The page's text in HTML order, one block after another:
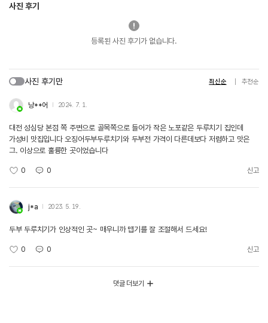
사진 후기
등록된 사진 후기가 없습니다.
사진 후기만 최신순 추천순
낭**어 2024. 7. 1.
대전 성심당 본점 쪽 주변으로 골목쪽으로 들어가 작은 노포같은 두루치기 집인데
가성비 맛집입니다 오징어두부두루치기와 두부전 가격이 다른데보다 저렴하고 맛은
그. 이상으로 훌륭한 곳이었습니다
0 0 신고
j*a 2023. 5. 19.
두부 두루치기가 인상적인 곳~ 매우니까 맵기를 잘 조절해서 드세요!
0 0 신고
댓글 더보기